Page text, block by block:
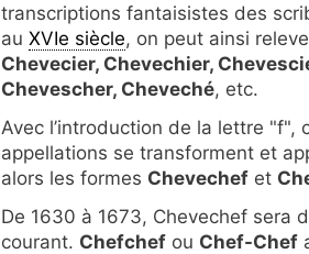
transcriptions fantaisistes des
au XVIe siècle, on peut ainsi
Chevecier, Chevechier,
Chevescher, Cheveché, etc.
Avec l’introduction de la lettre "f",
appellations se transforment et
alors les formes Chevechef et
De 1630 à 1673, Chevechef sera
courant. Chefchef ou Chef-Chef